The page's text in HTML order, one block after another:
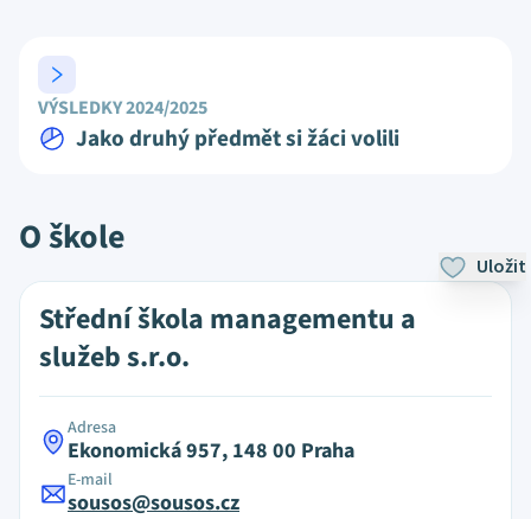
VÝSLEDKY 2024/2025
Jako druhý předmět si žáci volili
O škole
Uložit
Střední škola managementu a
služeb s.r.o.
Adresa
Ekonomická 957, 148 00 Praha
E-mail
sousos@sousos.cz